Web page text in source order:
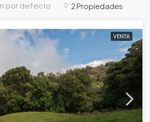
2 Propiedades
por defecto
VENTA